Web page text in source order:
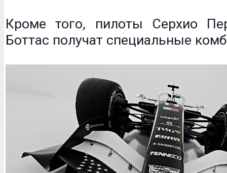
Кроме того, пилоты Серхио
Боттас получат специальные